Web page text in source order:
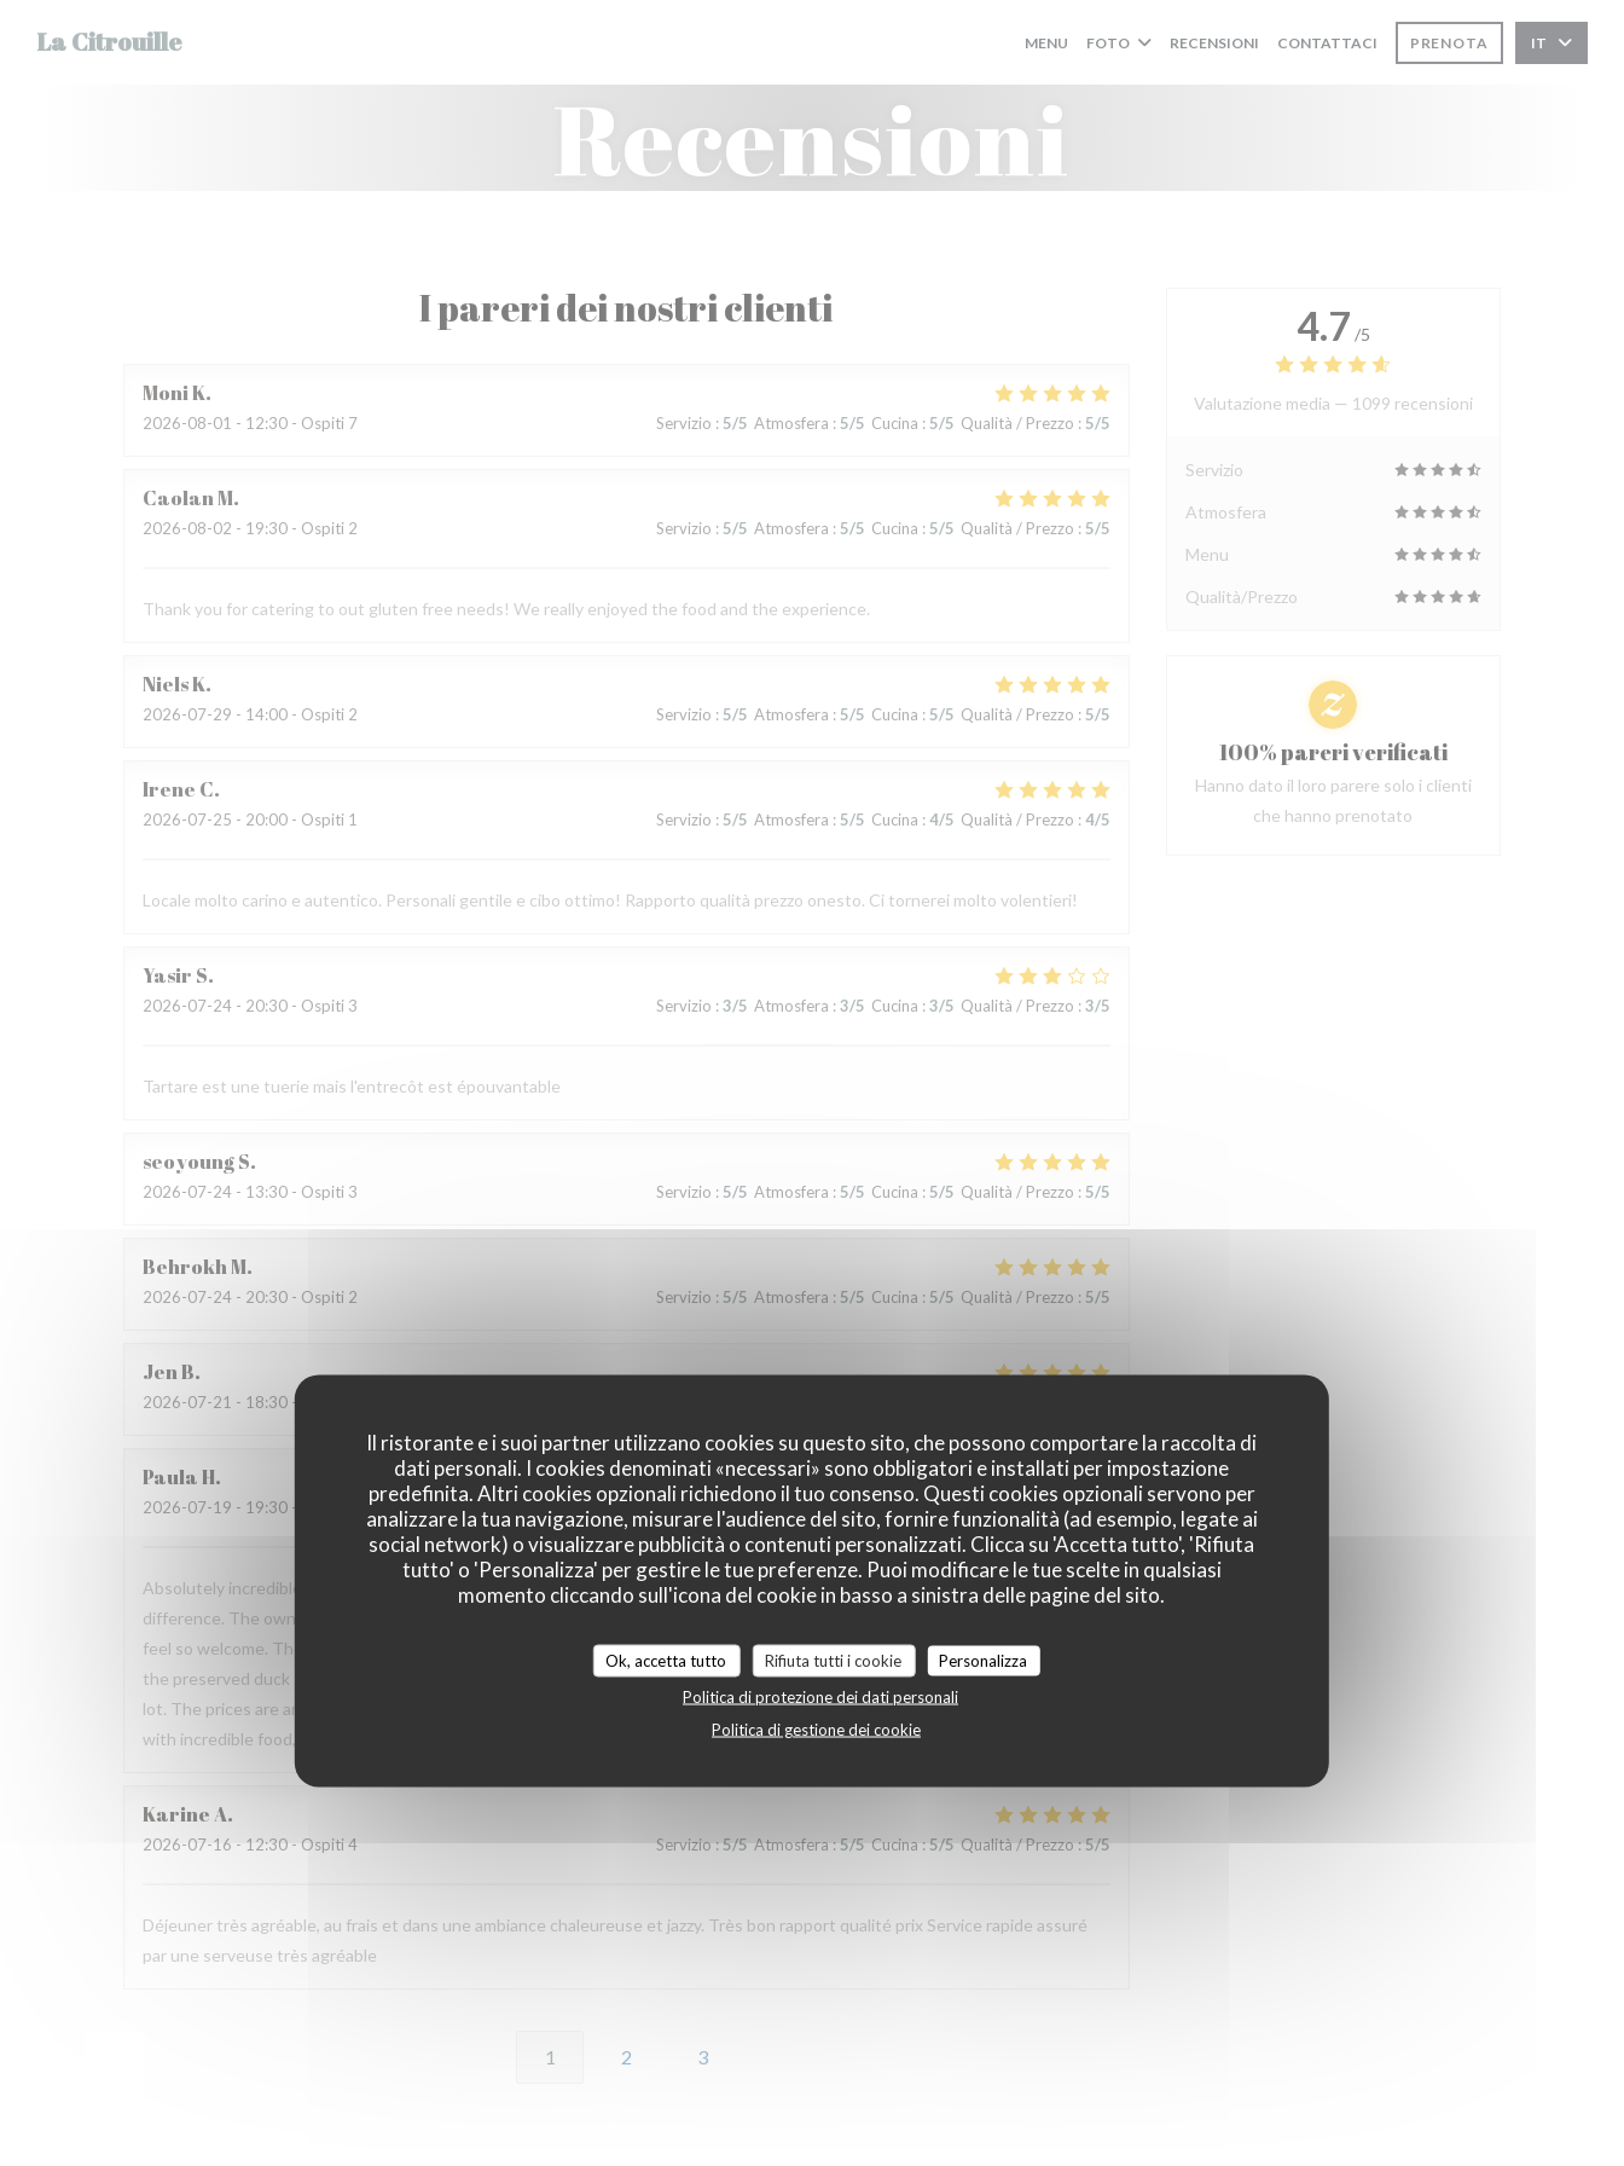
Il ristorante e i suoi partner utilizzano cookies su questo sito, che possono comportare la raccolta di
dati personali. I cookies denominati «necessari» sono obbligatori e installati per impostazione
predefinita. Altri cookies opzionali richiedono il tuo consenso. Questi cookies opzionali servono per
analizzare la tua navigazione, misurare l'audience del sito, fornire funzionalità (ad esempio, legate ai
social network) o visualizzare pubblicità o contenuti personalizzati. Clicca su 'Accetta tutto', 'Rifiuta
tutto' o 'Personalizza' per gestire le tue preferenze. Puoi modificare le tue scelte in qualsiasi
momento cliccando sull'icona del cookie in basso a sinistra delle pagine del sito.
Ok, accetta tutto Rifiuta tutti i cookie
Personalizza
Politica di protezione dei dati personali
Politica di gestione dei cookie
La Citrouille MENU FOTO RECENSIONI CONTATTACI PRENOTA IT
Recensioni
I pareri dei nostri clienti
MoniK
2026-08-01 - 12:30 - Ospiti 7 Servizio : 5/5 Atmosfera : 5/5 Cucina : 5/5 Qualità / Prezzo : 5/5
CaolanM
2026-08-02 - 19:30 - Ospiti 2 Servizio : 5/5 Atmosfera : 5/5 Cucina : 5/5 Qualità / Prezzo : 5/5
Thank you for catering to out gluten free needs! We really enjoyed the food and the experience.
NielsK
2026-07-29 - 14:00 - Ospiti 2 Servizio : 5/5 Atmosfera : 5/5 Cucina : 5/5 Qualità / Prezzo : 5/5
Irene C
2026-07-25 - 20:00 - Ospiti 1 Servizio : 5/5 Atmosfera : 5/5 Cucina : 4/5 Qualità / Prezzo : 4/5
Locale molto carino e autentico. Personali gentile e cibo ottimo! Rapporto qualità prezzo onesto. Ci tornerei molto volentieri!
Yasir S
2026-07-24 - 20:30 - Ospiti 3 Servizio : 3/5 Atmosfera : 3/5 Cucina : 3/5 Qualità / Prezzo : 3/5
Tartare est une tuerie mais l'entrecôt est épouvantable
seoyoungS
2026-07-24 - 13:30 - Ospiti 3 Servizio : 5/5 Atmosfera : 5/5 Cucina : 5/5 Qualità / Prezzo : 5/5
BehrokhM
2026-07-24 - 20:30 - Ospiti 2 Servizio : 5/5 Atmosfera : 5/5 Cucina : 5/5 Qualità / Prezzo : 5/5
JenB
2026-07-21 - 18:30 - Ospiti 7
PaulaH
2026-07-19 - 19:30 - Ospiti 2 Servizio:5/5 Atmosfera : 5/5 Cucina: 5/5 Qualità / Prezzo: 5/5
Absolutely incredible experience. You can immediately tell this is a family-run restaurant, and that warmth makes all the
difference. The owners are genuinely some of the nicest people we’ve met. The husband, wife, and the grandfather made us
feel so welcome. The food was outstanding. 👏 I have never had duck that was this tender and flavorful. If you come here, order
the preserved duck – it was one of the best dishes I’ve ever had. 🤌🏼 It’s clear that locals come here as we saw, which says a
lot. The prices are amazing, especially compared to some of the overpriced, pretentious restaurants nearby. A true hidden gem
with incredible food, wonderful people, and excellent value. We’ll definitely be coming back very soon. ❤️
KarineA
2026-07-16 - 12:30 - Ospiti 4 Servizio : 5/5 Atmosfera : 5/5 Cucina : 5/5 Qualità / Prezzo : 5/5
Déjeuner très agréable, au frais et dans une ambiance chaleureuse et jazzy. Très bon rapport qualité prix Service rapide assuré
par une serveuse très agréable
1 2 3
4.7 /5
Valutazione media — 1099 recensioni
Servizio
Atmosfera
Menu
Qualità/Prezzo
100% pareri verificati
Hanno dato il loro parere solo i clienti
che hanno prenotato